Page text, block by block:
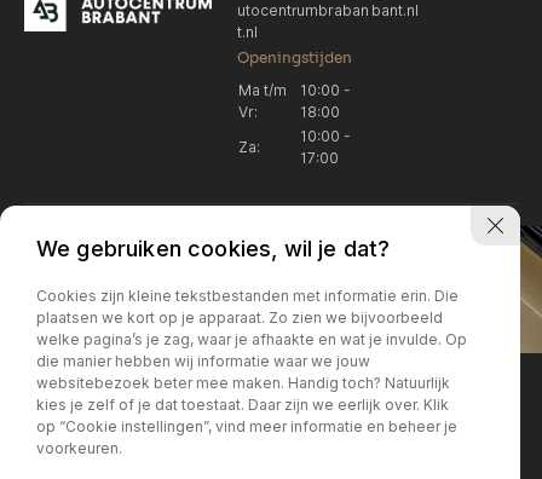
utocentrumbraban
t.nl
bant.nl
Openingstijden
Ma t/m
Vr:
10:00 -
18:00
Za:
10:00 -
17:00
Locatie Breda
076 204 5040
Locatie Breda
verkoop.breda@autocentrum
brabant.nl
Locatie Breda
Korte Huifakkerstraat 14
4815 PS Breda
Locatie Breda
+31 076 204 5040
We gebruiken cookies, wil je dat?
Cookies zijn kleine tekstbestanden met informatie erin. Die
plaatsen we kort op je apparaat. Zo zien we bijvoorbeeld
welke pagina’s je zag, waar je afhaakte en wat je invulde. Op
die manier hebben wij informatie waar we jouw
websitebezoek beter mee maken. Handig toch? Natuurlijk
kies je zelf of je dat toestaat. Daar zijn we eerlijk over. Klik
op “Cookie instellingen”, vind meer informatie en beheer je
voorkeuren.